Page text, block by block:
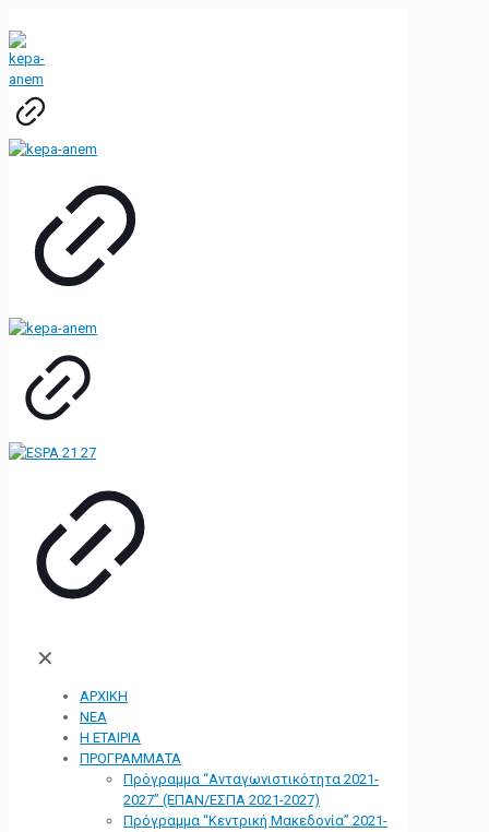
✕
ΑΡΧΙΚΗ
ΝΕΑ
Η ΕΤΑΙΡΙΑ
ΠΡΟΓΡΑΜΜΑΤΑ
Πρόγραμμα “Ανταγωνιστικότητα 2021-
2027” (ΕΠΑΝ/ΕΣΠΑ 2021-2027)
Πρόγραμμα “Κεντρική Μακεδονία” 2021-